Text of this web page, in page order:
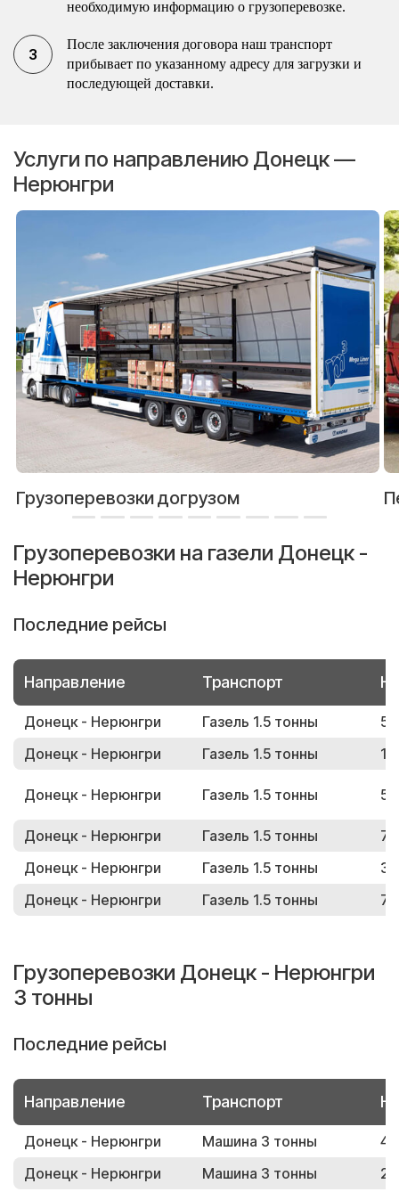
необходимую информацию о грузоперевозке.
После заключения договора наш транспорт
прибывает по указанному адресу для загрузки и
последующей доставки.
Услуги по направлению Донецк —
Нерюнгри
Грузоперевозки догрузом
Грузоперевозки на газели Донецк -
Нерюнгри
Последние рейсы
Направление Транспорт
Донецк - Нерюнгри Газель 1.5 тонны
Донецк - Нерюнгри
Газель 1.5 тонны
Донецк - Нерюнгри Газель 1.5 тонны
Донецк - Нерюнгри Газель 1.5 тонны
Донецк - Нерюнгри
Газель 1.5 тонны
Донецк - Нерюнгри
Газель 1.5 тонны
Грузоперевозки Донецк - Нерюнгри
3 тонны
Последние рейсы
Направление Транспорт
Донецк - Нерюнгри Машина 3 тонны
Донецк - Нерюнгри
Машина 3 тонны